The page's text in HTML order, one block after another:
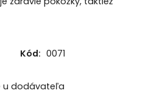
Kód: 0071
u dodávateľa